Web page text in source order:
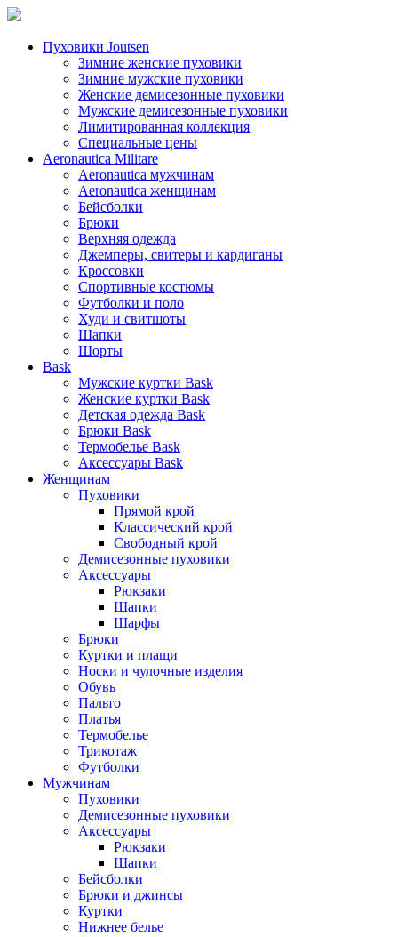
Пуховики Joutsen
Зимние женские пуховики
Зимние мужские пуховики
Женские демисезонные пуховики
Мужские демисезонные пуховики
Лимитированная коллекция
Специальные цены
Aeronautica Militare
Aeronautica мужчинам
Aeronautica женщинам
Бейсболки
Брюки
Верхняя одежда
Джемперы, свитеры и кардиганы
Кроссовки
Спортивные костюмы
Футболки и поло
Худи и свитшоты
Шапки
Шорты
Bask
Мужские куртки Bask
Женские куртки Bask
Детская одежда Bask
Брюки Bask
Термобелье Bask
Аксессуары Bask
Женщинам
Пуховики
Прямой крой
Классический крой
Свободный крой
Демисезонные пуховики
Аксессуары
Рюкзаки
Шапки
Шарфы
Брюки
Куртки и плащи
Носки и чулочные изделия
Обувь
Пальто
Платья
Термобелье
Трикотаж
Футболки
Мужчинам
Пуховики
Демисезонные пуховики
Аксессуары
Рюкзаки
Шапки
Бейсболки
Брюки и джинсы
Куртки
Нижнее белье